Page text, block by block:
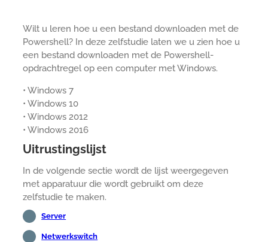
Wilt u leren hoe u een bestand downloaden met de
Powershell? In deze zelfstudie laten we u zien hoe u
een bestand downloaden met de Powershell-
opdrachtregel op een computer met Windows.
• Windows 7
• Windows 10
• Windows 2012
• Windows 2016
Uitrustingslijst
In de volgende sectie wordt de lijst weergegeven
met apparatuur die wordt gebruikt om deze
zelfstudie te maken.
Server
Netwerkswitch